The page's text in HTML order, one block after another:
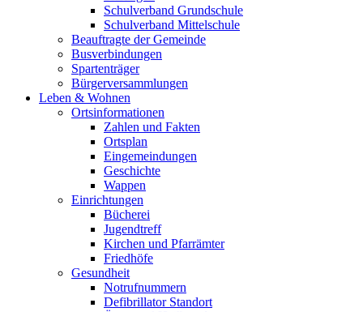
Schulverband Grundschule
Schulverband Mittelschule
Beauftragte der Gemeinde
Busverbindungen
Spartenträger
Bürgerversammlungen
Leben & Wohnen
Ortsinformationen
Zahlen und Fakten
Ortsplan
Eingemeindungen
Geschichte
Wappen
Einrichtungen
Bücherei
Jugendtreff
Kirchen und Pfarrämter
Friedhöfe
Gesundheit
Notrufnummern
Defibrillator Standort